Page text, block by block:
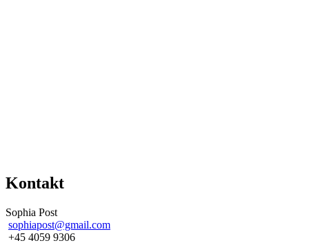
Kontakt
Sophia Post
sophiapost@gmail.com
+45 4059 9306